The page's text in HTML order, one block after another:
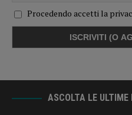
Procedendo accetti la
ASCOLTA LE